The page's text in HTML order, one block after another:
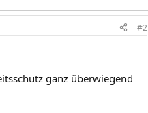
#2
ganz überwiegend